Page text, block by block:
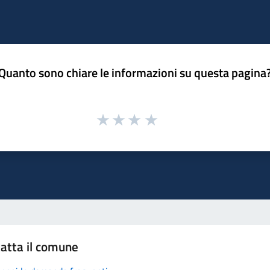
sono chiare le informazioni su questa
il comune